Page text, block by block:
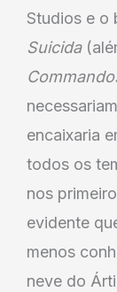
Studios e o
Suicida
encaixaria
todos os
nos
evidente
menos
neve do